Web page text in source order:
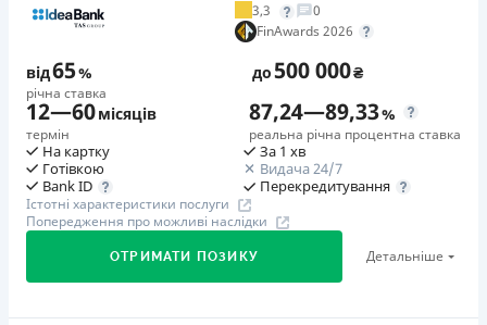
Додаткова комісія за дострокове погашення
у будь-який момент можна повністю погасити позику без
додаткових плат
Страховка
відсутня
Штрафи
Неустойка за невиконання та/або неналежне виконання
споживачем грошових зобов’язань: штраф у розмірі 75%
від суми невиконаного та/або неналежного виконання
зобов’язання на 2-й день кожного факту такого
невиконання та/або неналежного виконання.
Детальніше читайте на сайті МФО.
3,3
0
FinAwards 2026
від65%
річна ставка
до500 000₴
12—60місяців
термін
87,24—89,33%
реальна річна процентна ставка
На картку
Готівкою
Bank ID
За 1 хв
Видача 24/7
Перекредитування
Істотні характеристики послуги
Попередження про можливі наслідки
ОТРИМАТИ ПОЗИКУ Детальніше